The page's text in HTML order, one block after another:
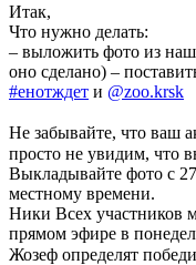
Итак,
Что нужно делать:
– выложить фото из
оно сделано) –
#енотждет и @zoo.krsk
Не забывайте, что ваш
просто не увидим, что
Выкладывайте фото с
местному времени.
Ники Всех участников
прямом эфире в
Жозеф определят